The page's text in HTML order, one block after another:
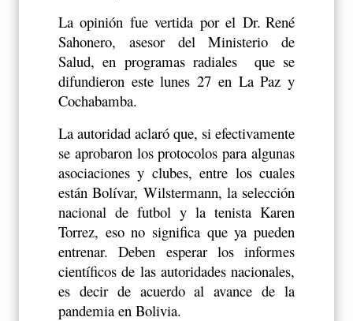
La opinión fue vertida por el Dr. René
Sahonero, asesor del Ministerio de
Salud, en programas radiales
que se
difundieron este lunes 27 en La Paz y
Cochabamba.
La autoridad aclaró que, si efectivamente
se aprobaron los protocolos para algunas
asociaciones y clubes, entre los cuales
están Bolívar, Wilstermann, la selección
nacional de futbol y la tenista Karen
Torrez, eso no significa que ya pueden
entrenar. Deben esperar los informes
científicos de las autoridades nacionales,
es decir de acuerdo al avance de la
pandemia en Bolivia.